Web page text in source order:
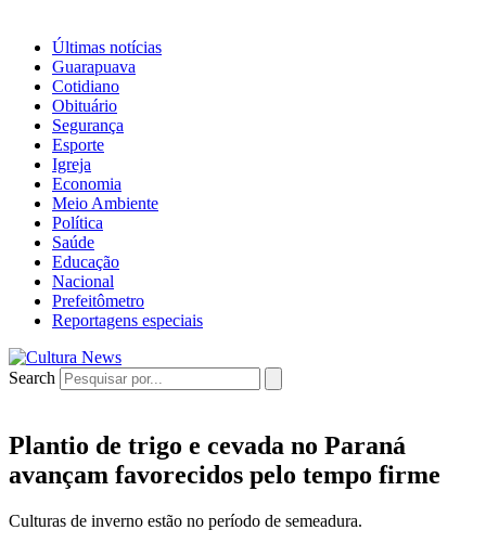
Últimas notícias
Guarapuava
Cotidiano
Obituário
Segurança
Esporte
Igreja
Economia
Meio Ambiente
Política
Saúde
Educação
Nacional
Prefeitômetro
Reportagens especiais
Search
Plantio de trigo e cevada no Paraná
avançam favorecidos pelo tempo firme
Culturas de inverno estão no período de semeadura.